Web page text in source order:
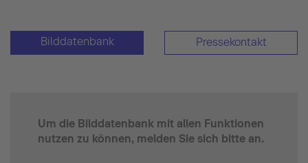
Bilddatenbank Pressekontakt
Um die Bilddatenbank mit allen Funktionen
nutzen zu können, melden Sie sich bitte an.